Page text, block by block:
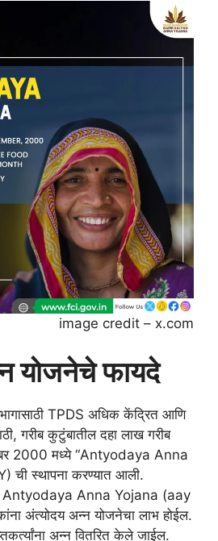
image credit – x.com
योजनेचे फायदे
TPDS अधिक केंद्रित आणि
गरीब कुटुंबातील दहा लाख गरीब
2000 मध्ये “Antyodaya Anna
ची स्थापना करण्यात आली.
Antyodaya Anna Yojana (aay
अंत्योदय अन्न योजनेचा लाभ होईल.
अन्न वितरित केले जाईल.